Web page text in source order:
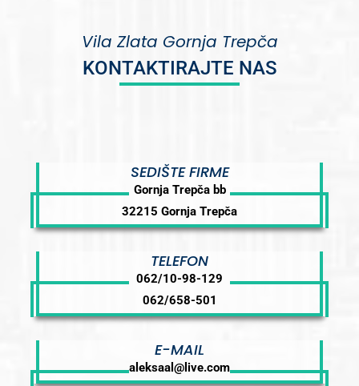
Vila Zlata Gornja Trepča
KONTAKTIRAJTE NAS
SEDIŠTE FIRME
Gornja Trepča bb
32215 Gornja Trepča
TELEFON
062/10-98-129
062/658-501
E-MAIL
aleksaal@live.com